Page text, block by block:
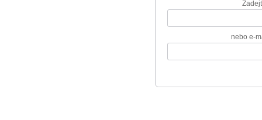
nebo e-